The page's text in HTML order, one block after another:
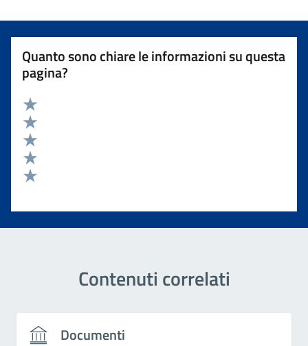
Quanto sono chiare le informazioni su questa
pagina?
Valuta 5 stelle su 5
Valuta 4 stelle su 5
Valuta 3 stelle su 5
Valuta 2 stelle su 5
Contenuti correlati
Documenti